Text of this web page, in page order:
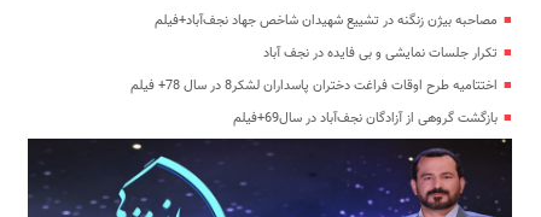
مصاحبه بیژن زنگنه در تشییع شهیدان شاخص جهاد نجف‌آباد+فیلم
تکرار جلسات نمایشی و بی فایده در نجف آباد
اختتامیه طرح اوقات فراغت دختران پاسداران لشکر8 در سال 78+ فیلم
بازگشت گروهی از آزادگان نجف‌آباد در سال69+فیلم